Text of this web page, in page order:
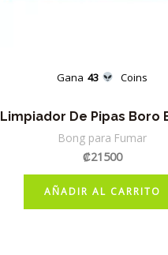
Gana 43 Coins
Limpiador De Pipas Boro
Bong para Fumar
₡21500
AÑADIR AL CARRITO